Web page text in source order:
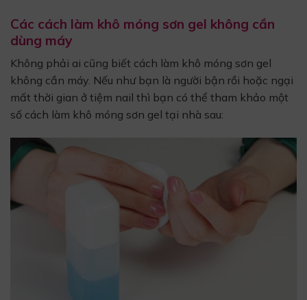
Các cách làm khô móng sơn gel không cần
dùng máy
Không phải ai cũng biết cách làm khô móng sơn gel
không cần máy. Nếu như bạn là người bận rồi hoặc ngại
mất thời gian ở tiệm nail thì bạn có thể tham khảo một
số cách làm khô móng sơn gel tại nhà sau: